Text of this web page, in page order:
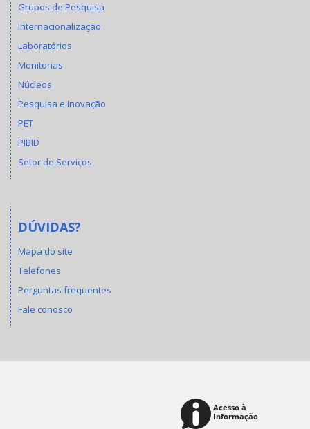
Grupos de Pesquisa
Internacionalização
Laboratórios
Monitorias
Núcleos
Pesquisa e Inovação
PET
PIBID
Setor de Serviços
DÚVIDAS?
Mapa do site
Telefones
Perguntas frequentes
Fale conosco